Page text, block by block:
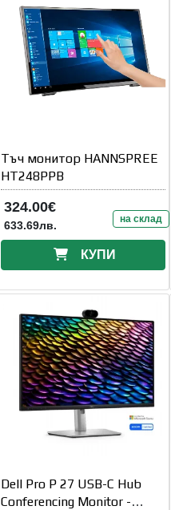
Тъч монитор HANNSPREE
HT248PPB
324.00€
633.69лв. на склад
КУПИ
Dell Pro P 27 USB-C Hub
Conferencing Monitor -